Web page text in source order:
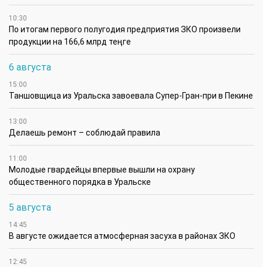
10:30
По итогам первого полугодия предприятия ЗКО произвели
продукции на 166,6 млрд теңге
6 августа
15:00
Таншовщица из Уральска завоевала Супер-Гран-при в Пекине
13:00
Делаешь ремонт – соблюдай правила
11:00
Молодые гвардейцы впервые вышли на охрану
общественного порядка в Уральске
5 августа
14:45
В августе ожидается атмосферная засуха в районах ЗКО
12:45